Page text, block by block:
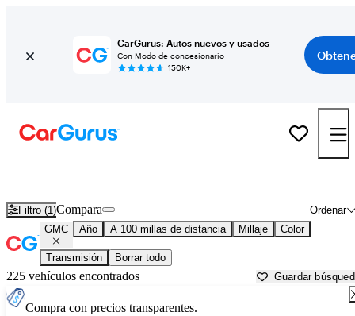
CarGurus: Autos nuevos y usados
Con Modo de concesionario
150K+
Filtro (1) Ordenar
Compara
GMC Año A 100 millas de distancia Millaje Color
Transmisión Borrar todo
225 vehículos encontrados Guardar
Compra con precios transparentes.